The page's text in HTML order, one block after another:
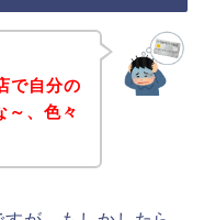
で自分の
～、色々